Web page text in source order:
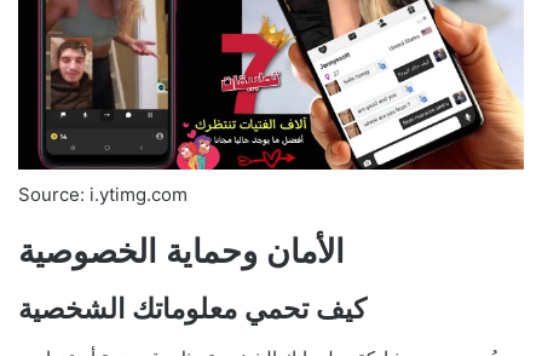
Source: i.ytimg.com
الأمان وحماية الخصوصية
كيف تحمي معلوماتك الشخصية